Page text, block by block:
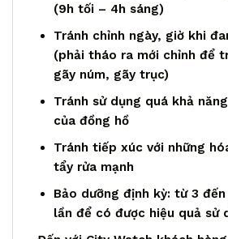
(9h tối – 4h sáng)
Tránh chỉnh ngày, giờ khi
(phải tháo ra mới chỉnh để
gãy núm, gãy trục)
Tránh sử dụng quá khả
của đồng hồ
Tránh tiếp xúc với những
tẩy rửa mạnh
Bảo dưỡng định kỳ: từ 3 đến
lần để có được hiệu quả sử